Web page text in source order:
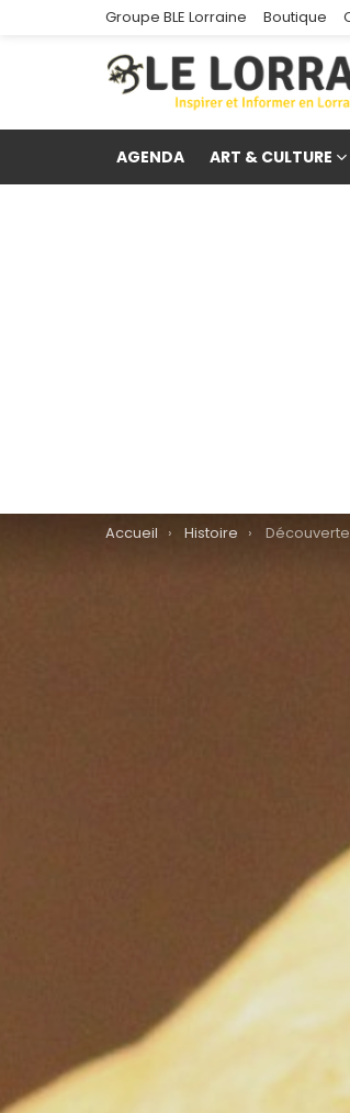
Groupe BLE Lorraine Boutique
AGENDA ART & CULTURE
You are here:
Accueil Histoire Découverte d’un atelier